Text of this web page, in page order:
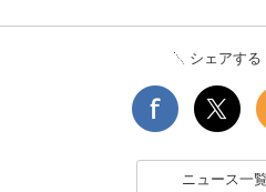
シェアする
ニュース一覧